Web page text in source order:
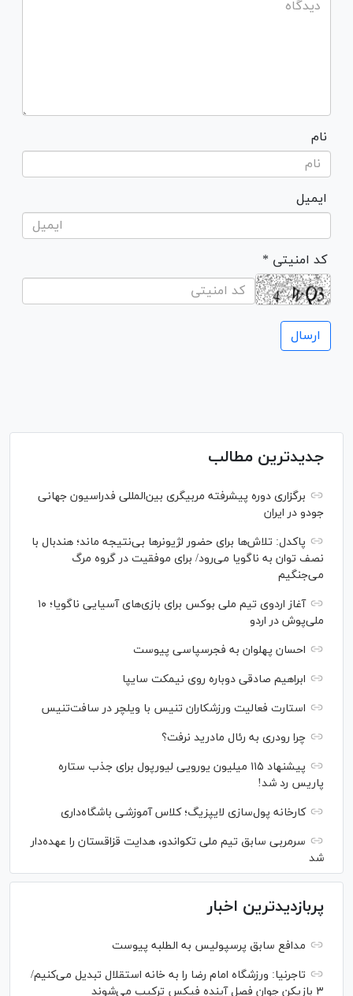
نام
ایمیل
* کد امنیتی
جدیدترین مطالب
برگزاری دوره پیشرفته مربیگری بین‌المللی فدراسیون جهانی
جودو در ایران
پاکدل: تلاش‌ها برای حضور لژیونر‌ها بی‌نتیجه ماند؛ هندبال با
نصف توان به ناگویا می‌رود/ برای موفقیت در گروه مرگ
می‌جنگیم
آغاز اردوی تیم ملی بوکس برای بازی‌های آسیایی ناگویا؛ ۱۰
ملی‌پوش در اردو
احسان پهلوان به فجرسپاسی پیوست
ابراهیم صادقی دوباره روی نیمکت سایپا
استارت فعالیت ورزشکاران تنیس با ویلچر در سافت‌تنیس
چرا رودری به رئال مادرید نرفت؟
پیشنهاد ۱۱۵ میلیون یورویی لیورپول برای جذب ستاره
پاریس رد شد!
کارخانه پول‌سازی لایپزیگ؛ کلاس آموزشی باشگاه‌داری
سرمربی سابق تیم ملی تکواندو، هدایت قزاقستان را عهده‌دار
شد
پربازدیدترین اخبار
مدافع سابق پرسپولیس به الطلبه پیوست
تاجرنیا: ورزشگاه امام رضا را به خانه استقلال تبدیل می‌کنیم/
۳ بازیکن جوان فصل آینده فیکس ترکیب می‌شوند